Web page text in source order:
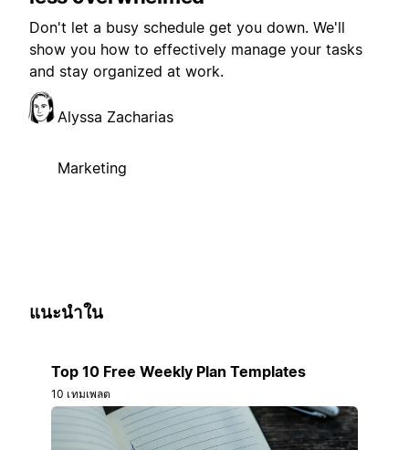
Don't let a busy schedule get you down. We'll
show you how to effectively manage your tasks
and stay organized at work.
Alyssa Zacharias
Marketing
แนะนำใน
Top 10 Free Weekly Plan Templates
10 เทมเพลต